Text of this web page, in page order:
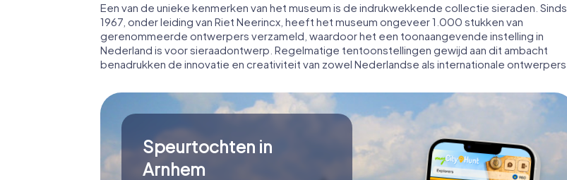
Een van de unieke kenmerken van het museum is de indrukwekkende collectie sieraden. Sinds
1967, onder leiding van Riet Neerincx, heeft het museum ongeveer 1.000 stukken van
gerenommeerde ontwerpers verzameld, waardoor het een toonaangevende instelling in
Nederland is voor sieraadontwerp. Regelmatige tentoonstellingen gewijd aan dit ambacht
benadrukken de innovatie en creativiteit van zowel Nederlandse als internationale ontwerpers.
Speurtochten in
Arnhem